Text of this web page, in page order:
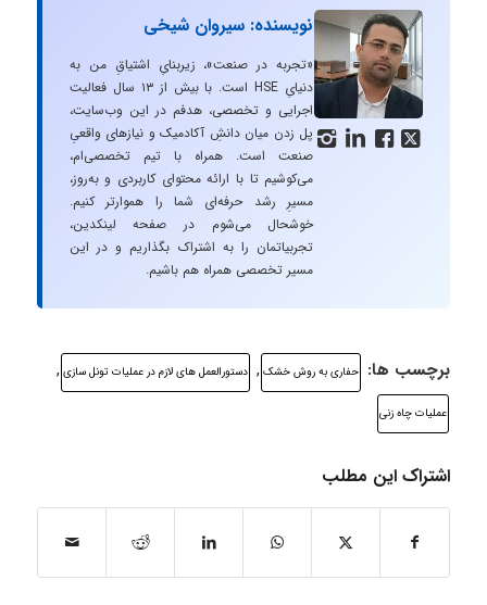
   
نویسنده: سیروان شیخی
«تجربه در صنعت»، زیربنایِ اشتیاقِ من به
دنیایِ HSE است. با بیش از ۱۳ سال فعالیت
اجرایی و تخصصی، هدفم در این وب‌سایت،
پل زدن میان دانشِ آکادمیک و نیازهای واقعیِ
صنعت است. همراه با تیم تخصصی‌ام،
می‌کوشیم تا با ارائه محتوای کاربردی و به‌روز،
مسیرِ رشد حرفه‌ای شما را هموارتر کنیم.
خوشحال می‌شوم در صفحه لینکدین،
تجربیاتمان را به اشتراک بگذاریم و در این
مسیر تخصصی همراه هم باشیم.
برچسب ها: حفاری به روش خشک , دستورالعمل های لازم در عملیات تونل سازی ,
عملیات چاه زنی
اشتراک این مطلب